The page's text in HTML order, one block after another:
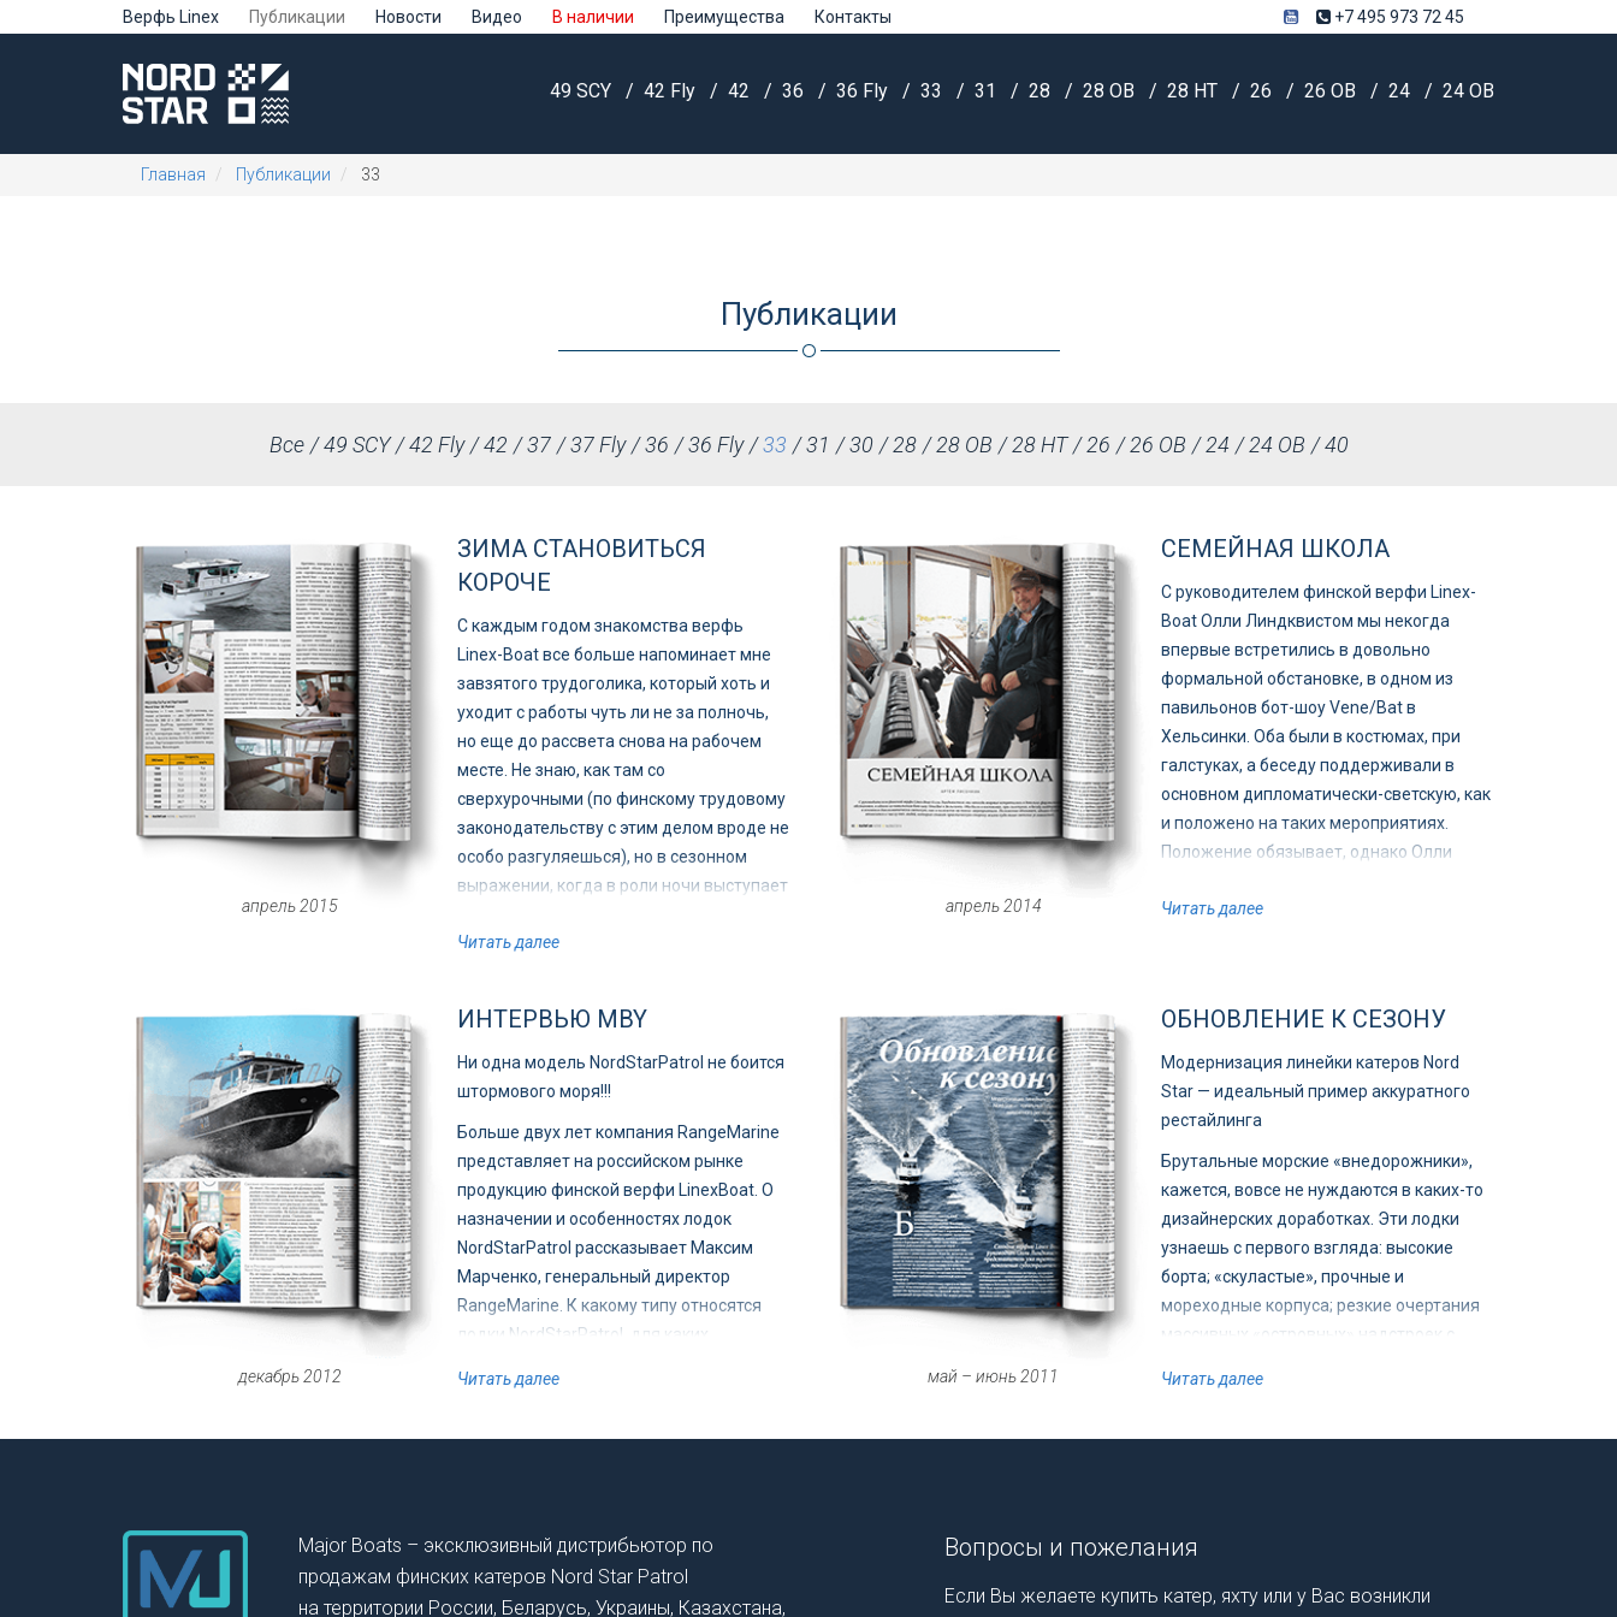
Верфь Linex Публикации Новости Видео В наличии Преимущества Контакты +7 495 973 72 45
49 SCY 42 Fly 42 36 36 Fly 33 31 28 28 OB 28 HT 26 26 OB 24 24 OB
Главная Публикации 33
Публикации
Все 49 SCY 42 Fly 42 37 37 Fly 36 36 Fly 33 31 30 28 28 OB 28 HT 26 26 OB 24 24 OB 40
апрель 2015
ЗИМА СТАНОВИТЬСЯ
КОРОЧЕ
С каждым годом знакомства верфь
Linex-Boat все больше напоминает мне
завзятого трудоголика, который хоть и
уходит с работы чуть ли не за полночь,
но еще до рассвета снова на рабочем
месте. Не знаю, как там со
сверхурочными (по финскому трудовому
законодательству с этим делом вроде не
особо разгуляешься), но в сезонном
выражении, когда в роли ночи выступает
все происходит именно так.
Читать далее
апрель 2014
СЕМЕЙНАЯ ШКОЛА
С руководителем финской верфи Linex-
Boat Олли Линдквистом мы некогда
впервые встретились в довольно
формальной обстановке, в одном из
павильонов бот-шоу Vene/Bat в
Хельсинки. Оба были в костюмах, при
галстуках, а беседу поддерживали в
основном дипломатически-светскую, как
и положено на таких мероприятиях.
Положение обязывает, однако Олли
ставят практическую сторону жизни куда
Читать далее
декабрь 2012
ИНТЕРВЬЮ MBY
Ни одна модель NordStarPatrol не боится
штормового моря!!!
Больше двух лет компания RangeMarine
представляет на российском рынке
продукцию финской верфи LinexBoat. О
назначении и особенностях лодок
NordStarPatrol рассказывает Максим
Марченко, генеральный директор
RangeMarine. К какому типу относятся
лодки NordStarPatrol, для каких
как, например, Ботнический залив,
безветренной погоды почти не бывает и
часто штормит. Поэтому во главу угла
Читать далее май – июнь 2011
ОБНОВЛЕНИЕ К СЕЗОНУ
Модернизация линейки катеров Nord
Star — идеальный пример аккуратного
рестайлинга
Брутальные морские «внедорожники»,
кажется, вовсе не нуждаются в каких-то
дизайнерских доработках. Эти лодки
узнаешь с первого взгляда: высокие
борта; «скуластые», прочные и
мореходные корпуса; резкие очертания
массивных «островных» надстроек с
лобового стекла и бортовыми дверями.
функциональность, катера этого типа
Читать далее
Major Boats – эксклюзивный дистрибьютор по
продажам финских катеров Nord Star Patrol
на территории России, Беларусь, Украины, Казахстана,
Вопросы и пожелания
Если Вы желаете купить катер, яхту или у Вас возникли